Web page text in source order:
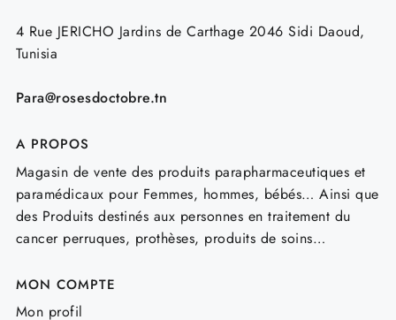
4 Rue JERICHO Jardins de Carthage 2046 Sidi Daoud,
Tunisia
Para@rosesdoctobre.tn
A PROPOS
Magasin de vente des produits parapharmaceutiques et
paramédicaux pour Femmes, hommes, bébés… Ainsi que
des Produits destinés aux personnes en traitement du
cancer perruques, prothèses, produits de soins…
MON COMPTE
Mon profil